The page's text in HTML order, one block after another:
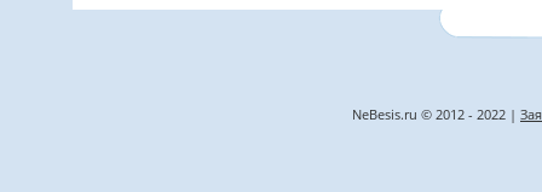
NeBesis.ru © 2012 - 2022 |